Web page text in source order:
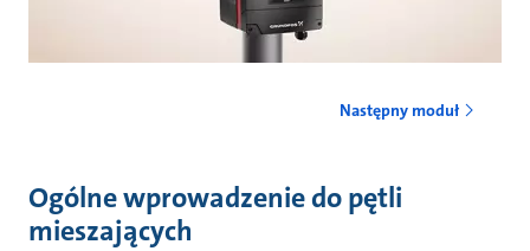
Następny moduł
Ogólne wprowadzenie do pętli
mieszających